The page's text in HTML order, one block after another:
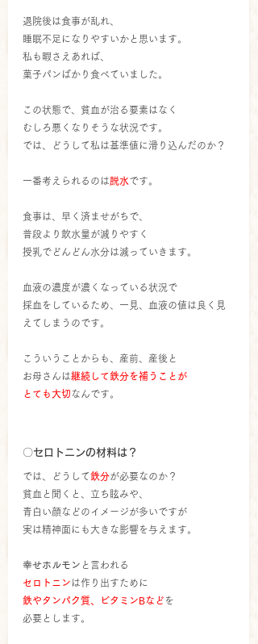
退院後は食事が乱れ、
睡眠不足になりやすいかと思います。
私も暇さえあれば、
菓子パンばかり食べていました。
この状態で、貧血が治る要素はなく
むしろ悪くなりそうな状況です。
では、どうして私は基準値に滑り込んだのか？
一番考えられるのは脱水です。
食事は、早く済ませがちで、
普段より飲水量が減りやすく
授乳でどんどん水分は減っていきます。
血液の濃度が濃くなっている状況で
採血をしているため、一見、血液の値は良く見
えてしまうのです。
こういうことからも、産前、産後と
お母さんは継続して鉄分を補うことが
とても大切 なんです。
〇セロトニンの材料は？
では、どうして 鉄分が必要なのか？
貧血と聞くと、立ち眩みや、
青白い顔などのイメージが多いですが
実は精神面にも大きな影響を与えます。
幸せホルモン と言われる
セロトニンは作り出すために
鉄やタンパク質、ビタミンBなど を
必要とします。